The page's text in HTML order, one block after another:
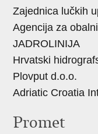
Zajednica lučkih
Agencija za
JADROLINIJA
Hrvatski
Plovput d.o.o.
Adriatic Croatia
Promet